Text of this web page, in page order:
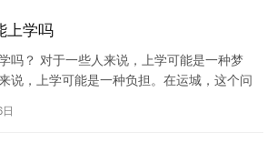
上学吗
吗？ 对于一些人来说，上学可能是一种梦
说，上学可能是一种负担。在运城，这个问